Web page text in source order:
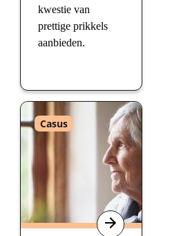
kwestie van
prettige prikkels
aanbieden.
Type
:
Casus